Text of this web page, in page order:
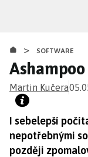
obsahu
> SOFTWARE
Martin Kučera
I sebelepší
nepotřebnými
později